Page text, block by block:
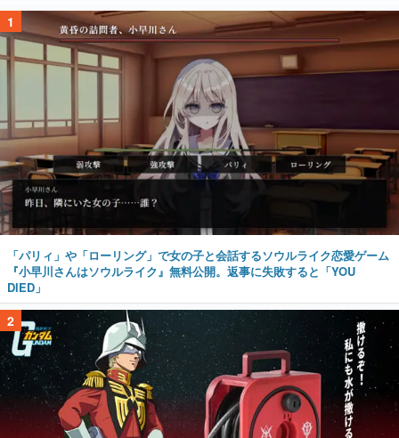
1
「パリィ」や「ローリング」で女の子と会話するソウルライク恋愛ゲーム
『小早川さんはソウルライク』無料公開。返事に失敗すると「YOU
DIED」
2